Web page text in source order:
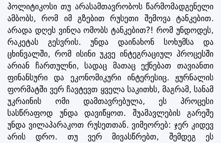
პოლიტიკოსი თუ არასამთავრობოს წარმომადგენელი
ამბობს, რომ იმ გზებით რუსეთი შემოვა ტანკებით.
არადა დღეს ვინღა ომობს ტანკებით?! რომ უნდოდეს,
რაკეტას გესვრის. უნდა დაინახონ სოხუმსა და
ცხინვალში, რომ ისინი უკვე ინტეგრაციულ პროცესში
არიან ჩართულნი, სადაც მათაც ექნებათ თავიანთი
ფინანსური და ეკონომიკური ინტერესიც. ჟურნალის
ფორმატში ვერ ჩავტევთ ყველა საკითხს, მაგრამ, სანამ
უკრაინის ომი დამთავრებულა, ეს პროცესი
სასწრაფოდ უნდა დავიწყოთ. შუამავლების გარეშე
უნდა ვილაპარაკოთ რუსეთთან. ვიმეორებ: ჯერ კიდევ
არის დრო. თუ ვერ მივასწრებთ, შემდეგ ეს